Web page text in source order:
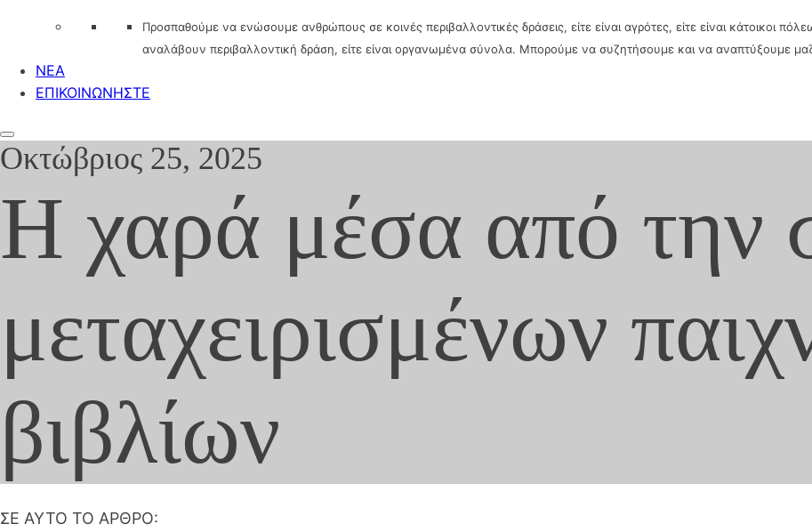
Προσπαθούμε να ενώσουμε ανθρώπους σε κοινές περιβαλλοντικές δράσεις, είτε είναι αγρότες, είτε είναι κάτοικοι
αναλάβουν περιβαλλοντική δράση, είτε είναι οργανωμένα σύνολα. Μπορούμε να συζητήσουμε και να αναπτύξουμε
ΝΕΑ
ΕΠΙΚΟΙΝΩΝΗΣΤΕ
Οκτώβριος 25, 2025
Η χαρά μέσα από την
μεταχειρισμένων
βιβλίων
ΣΕ ΑΥΤΌ ΤΟ ΆΡΘΡΟ: